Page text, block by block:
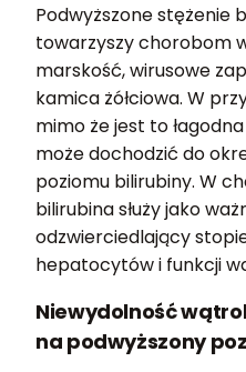
Podwyższone stężenie
towarzyszy chorobom
marskość, wirusowe
kamica żółciowa. W
mimo że jest to
może dochodzić do
poziomu bilirubiny. W
bilirubina służy jako
odzwierciedlający
hepatocytów i funkcji
Niewydolność
na podwyższony